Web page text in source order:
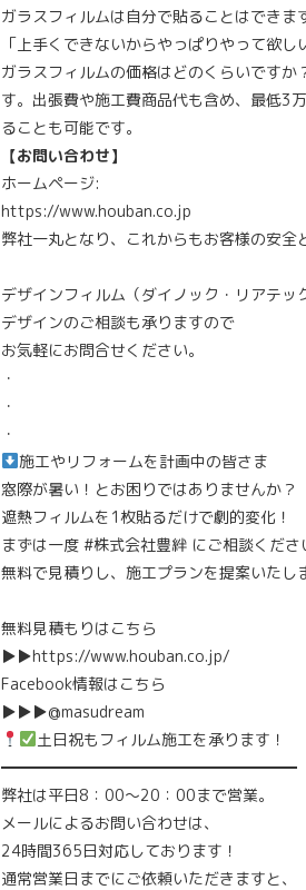
ガラスフィルムは自分で貼ることはでき
「上手くできないからやっぱりやって欲し
ガラスフィルムの価格はどのくらいです
す。出張費や施工費商品代も含め、最低3
ることも可能です。
【お問い合わせ】
ホームページ:
https://www.houban.co.jp
弊社一丸となり、これからもお客様の安全
デザインフィルム（ダイノック・リアテッ
デザインのご相談も承りますので
お気軽にお問合せください。
・
・
・⁡
施工やリフォームを計画中の皆さま
窓際が暑い！とお困りではありませんか？
遮熱フィルムを1枚貼るだけで劇的変化！
まずは一度 #株式会社豊絆 に⁡ご相談くだ
無料で見積りし、施工プランを提案いたし
無料見積もりはこちら
▶▶https://www.houban.co.jp/
Facebook情報はこちら
▶▶▶@masudream
土日祝もフィルム施工を承ります！
━━━━━━━━━━━━━━━━━━━
弊社は平日8：00～20：00まで営業。
メールによるお問い合わせは、
24時間365日対応しております！
通常営業日までにご依頼いただきますと、